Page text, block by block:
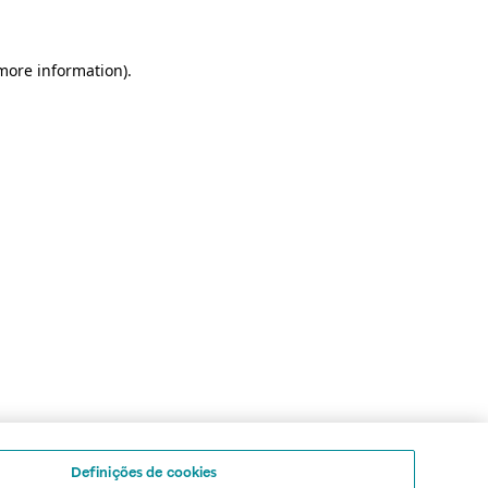
information).
Definições de cookies